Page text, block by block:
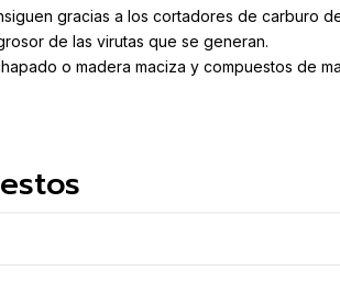
gracias a los cortadores de carburo
de las virutas que se generan.
o madera maciza y compuestos de